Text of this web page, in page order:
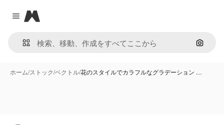
Close menu
Magnific
画像で
ホーム/ストック/ベクトル/花のスタイルでカラフルなグラデーション …